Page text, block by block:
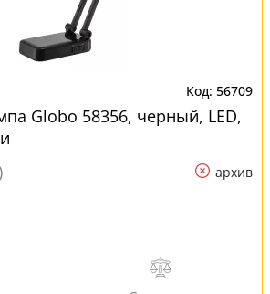
56709
Globo 58356, черный, LED,
архив